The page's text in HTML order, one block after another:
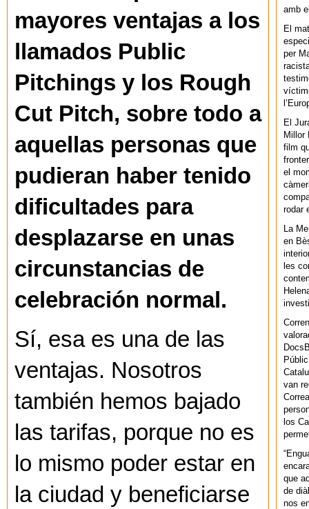
mayores ventajas a los
llamados Public
Pitchings y los Rough
Cut Pitch, sobre todo a
aquellas personas que
pudieran haber tenido
dificultades para
desplazarse en unas
circunstancias de
celebración normal.
Sí, esa es una de las
ventajas. Nosotros
también hemos bajado
las tarifas, porque no es
lo mismo poder estar en
la ciudad y beneficiarse
amb
El
per
El
Millor
film
el
rodar
La
en
les
van
los
que
de
nos